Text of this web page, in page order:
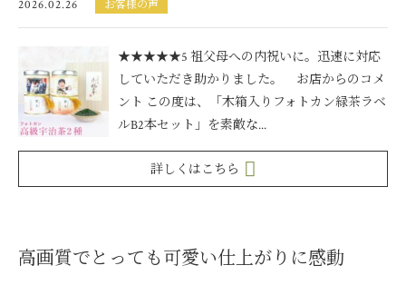
2026.02.26 お客様の声
★★★★★5 祖父母への内祝いに。迅速に対応
していただき助かりました。 お店からのコメ
ント この度は、「木箱入りフォトカン緑茶ラベ
ルB2本セット」を素敵な...
詳しくはこちら
高画質でとっても可愛い仕上がりに感動